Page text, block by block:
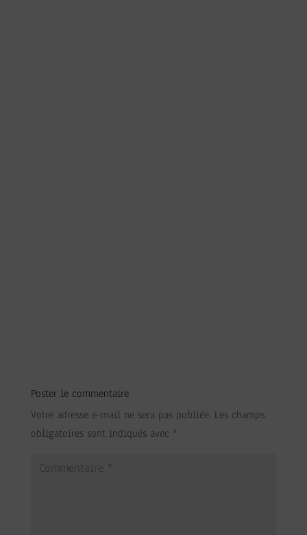
Poster le commentaire
Votre adresse e-mail ne sera pas publiée. Les champs
obligatoires sont indiqués avec *